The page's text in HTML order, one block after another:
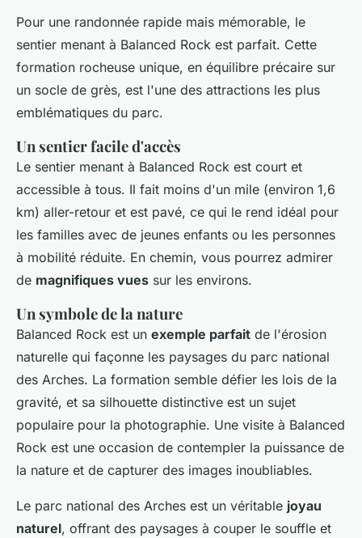
Pour une randonnée rapide mais mémorable, le
sentier menant à Balanced Rock est parfait. Cette
formation rocheuse unique, en équilibre précaire sur
un socle de grès, est l'une des attractions les plus
emblématiques du parc.
Un sentier facile d'accès
Le sentier menant à Balanced Rock est court et
accessible à tous. Il fait moins d'un mile (environ 1,6
km) aller-retour et est pavé, ce qui le rend idéal pour
les familles avec de jeunes enfants ou les personnes
à mobilité réduite. En chemin, vous pourrez admirer
de magnifiques vues sur les environs.
Un symbole de la nature
Balanced Rock est un exemple parfait de l'érosion
naturelle qui façonne les paysages du parc national
des Arches. La formation semble défier les lois de la
gravité, et sa silhouette distinctive est un sujet
populaire pour la photographie. Une visite à Balanced
Rock est une occasion de contempler la puissance de
la nature et de capturer des images inoubliables.
Le parc national des Arches est un véritable joyau
naturel, offrant des paysages à couper le souffle et